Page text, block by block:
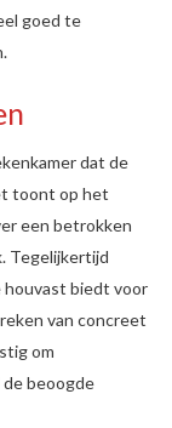
goed te
dat de
toont op het
een betrokken
Tegelijkertijd
houvast biedt voor
van concreet
om
beoogde